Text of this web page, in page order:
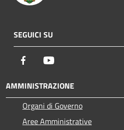
SEGUICI SU
Facebook
AMMINISTRAZIONE
Organi di Governo
Aree Amministrative